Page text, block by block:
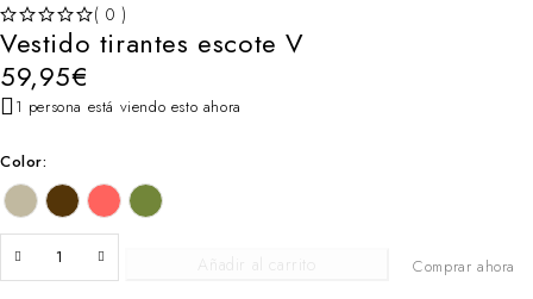
( 0 )
Vestido tirantes escote V
59,95€
1 persona está viendo esto ahora
Color
Añadir al carrito Comprar ahora